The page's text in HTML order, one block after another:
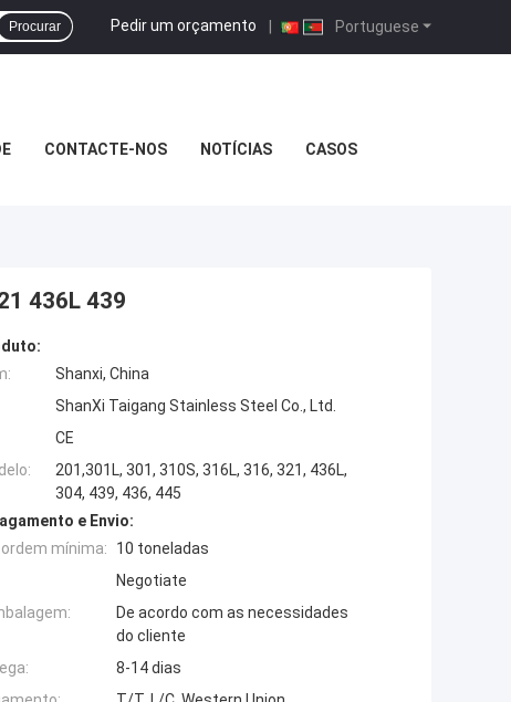
Portuguese
Pedir um orçamento |
Procurar
CONTACTE-NOS NOTÍCIAS CASOS
436L 439
Shanxi, China
ShanXi Taigang Stainless Steel Co., Ltd.
CE
201,301L, 301, 310S, 316L, 316, 321, 436L,
304, 439, 436, 445
e Envio:
mínima:
10 toneladas
Negotiate
De acordo com as necessidades
do cliente
8-14 dias